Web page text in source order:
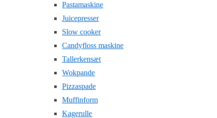
Pastamaskine
Juicepresser
Slow cooker
Candyfloss maskine
Tallerkensæt
Wokpande
Pizzaspade
Muffinform
Kagerulle